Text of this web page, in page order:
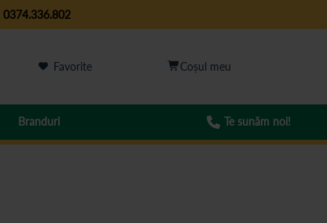
0374.336.802
Favorite
Branduri Te sunăm noi!